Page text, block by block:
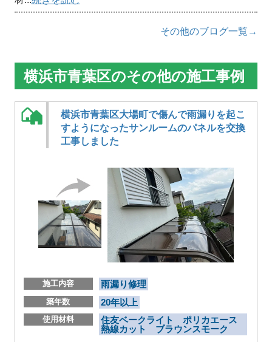
その他のブログ一覧→
横浜市青葉区のその他の施工事例
横浜市青葉区大場町で傷んで雨漏りを起こ
すようになったサンルームのパネルを交換
工事しました
施工内容 雨漏り修理
築年数 20年以上
使用材料
住友ベークライト ポリカエース
熱線カット ブラウンスモーク